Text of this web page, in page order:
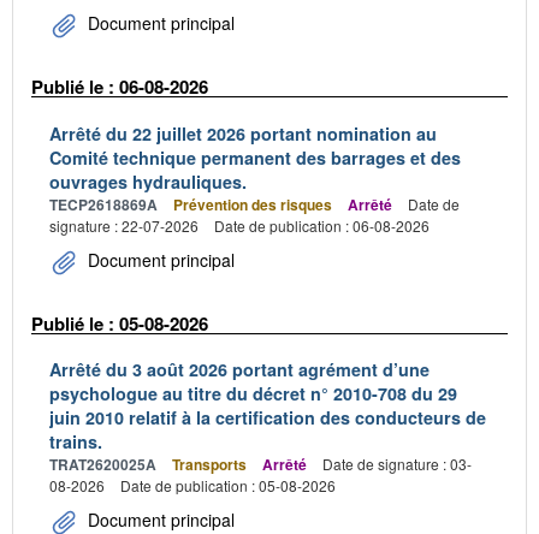
Document principal
Publié le : 06-08-2026
Arrêté du 22 juillet 2026 portant nomination au
Comité technique permanent des barrages et des
ouvrages hydrauliques.
TECP2618869A Prévention des risques Arrêté
Date de
signature : 22-07-2026
Date de publication : 06-08-2026
Document principal
Publié le : 05-08-2026
Arrêté du 3 août 2026 portant agrément d’une
psychologue au titre du décret n° 2010-708 du 29
juin 2010 relatif à la certification des conducteurs de
trains.
TRAT2620025A Transports Arrêté
Date de signature : 03-
08-2026
Date de publication : 05-08-2026
Document principal